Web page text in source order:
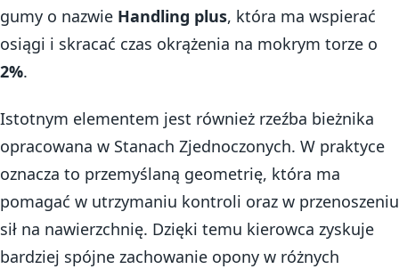
gumy o nazwie Handling plus, która ma wspierać
osiągi i skracać czas okrążenia na mokrym torze o
2%.
Istotnym elementem jest również rzeźba bieżnika
opracowana w Stanach Zjednoczonych. W praktyce
oznacza to przemyślaną geometrię, która ma
pomagać w utrzymaniu kontroli oraz w przenoszeniu
sił na nawierzchnię. Dzięki temu kierowca zyskuje
bardziej spójne zachowanie opony w różnych